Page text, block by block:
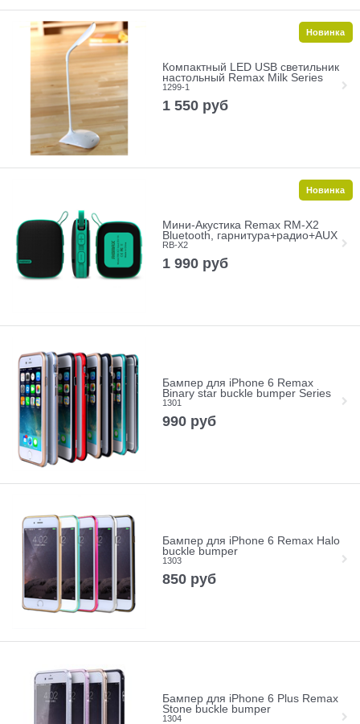
Компактный LED USB светильник
настольный Remax Milk Series
1299-1
1 550 руб
Новинка
Мини-Акустика Remax RM-X2
Bluetooth, гарнитура+радио+AUX
RB-X2
1 990 руб
Новинка
Бампер для iPhone 6 Remax
Binary star buckle bumper Series
1301
990 руб
Бампер для iPhone 6 Remax Halo
buckle bumper
1303
850 руб
Бампер для iPhone 6 Plus Remax
Stone buckle bumper
1304